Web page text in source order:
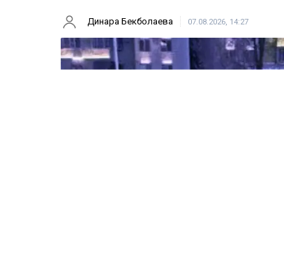
Динара Бекболаева 07.08.2026, 14:27